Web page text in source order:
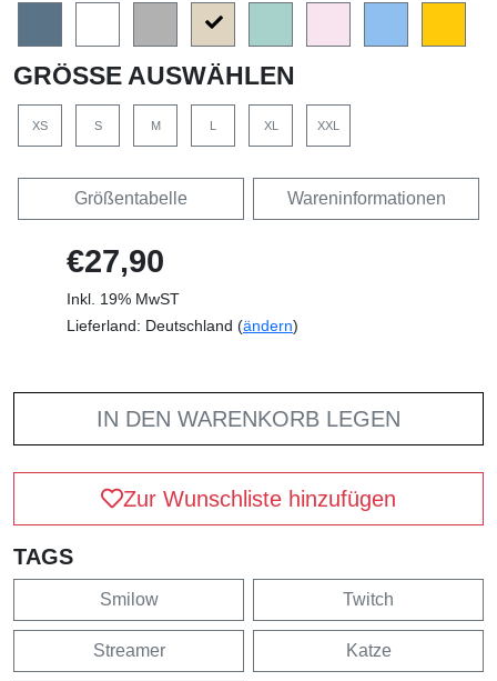
GRÖSSE AUSWÄHLEN
XS S M XL XXL
Größentabelle Wareninformationen
€27,90
Inkl. 19% MwST
Lieferland: Deutschland (ändern)
IN DEN WARENKORB LEGEN
Zur Wunschliste hinzufügen
TAGS
Smilow Twitch
Streamer Katze